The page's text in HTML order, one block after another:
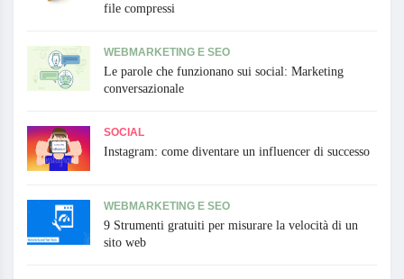
file compressi
WEBMARKETING E SEO
Le parole che funzionano sui social: Marketing
conversazionale
SOCIAL
Instagram: come diventare un influencer di successo
WEBMARKETING E SEO
9 Strumenti gratuiti per misurare la velocità di un
sito web